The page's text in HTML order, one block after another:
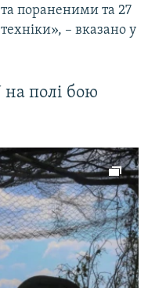
пораненими та 27
– вказано у
полі бою